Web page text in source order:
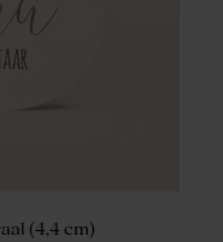
(4,4 cm)